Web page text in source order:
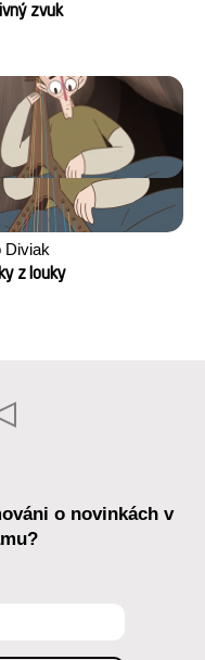
zvuk
Diviak
z louky
o novinkách v